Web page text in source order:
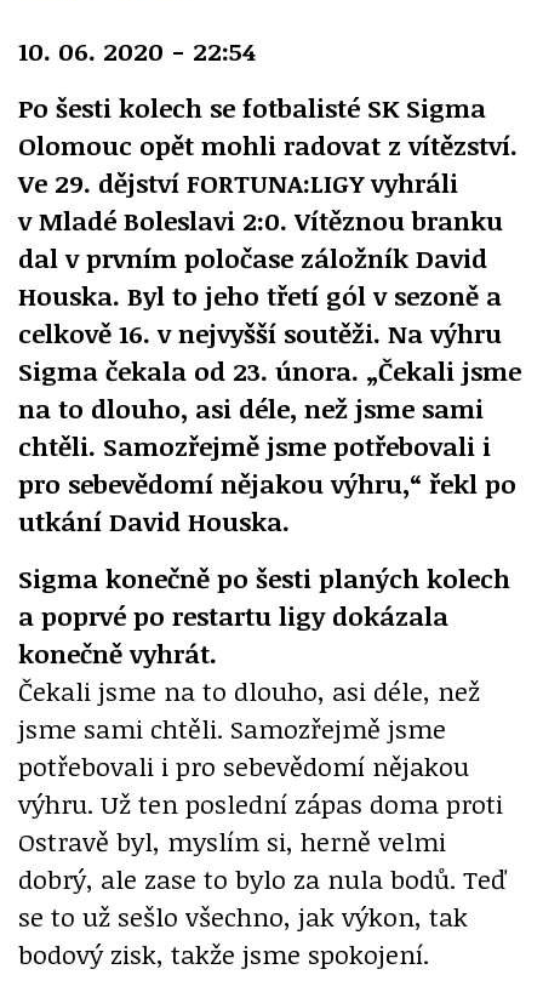
10. 06. 2020 - 22:54
Po šesti kolech se fotbalisté SK Sigma
Olomouc opět mohli radovat z vítězství.
Ve 29. dějství FORTUNA:LIGY vyhráli
v Mladé Boleslavi 2:0. Vítěznou branku
dal v prvním poločase záložník David
Houska. Byl to jeho třetí gól v sezoně a
celkově 16. v nejvyšší soutěži. Na výhru
Sigma čekala od 23. února. „Čekali jsme
na to dlouho, asi déle, než jsme sami
chtěli. Samozřejmě jsme potřebovali i
pro sebevědomí nějakou výhru,“ řekl po
utkání David Houska.
Sigma konečně po šesti planých kolech
a poprvé po restartu ligy dokázala
konečně vyhrát.
Čekali jsme na to dlouho, asi déle, než
jsme sami chtěli. Samozřejmě jsme
potřebovali i pro sebevědomí nějakou
výhru. Už ten poslední zápas doma proti
Ostravě byl, myslím si, herně velmi
dobrý, ale zase to bylo za nula bodů. Teď
se to už sešlo všechno, jak výkon, tak
bodový zisk, takže jsme spokojení.